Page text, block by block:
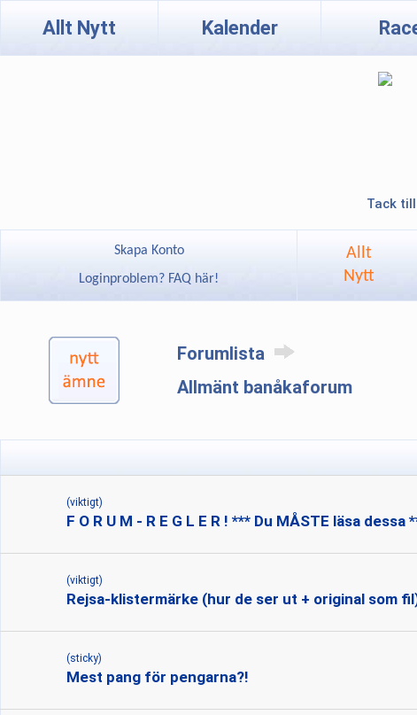
Allt Nytt Kalender
Tack
Skapa Konto
Loginproblem? FAQ här!
Allt
Nytt
Forumlista
Allmänt banåkaforum
(viktigt)
F O R U M - R E G L E R ! *** Du MÅSTE läsa dessa
(viktigt)
Rejsa-klistermärke (hur de ser ut + original som
(sticky)
Mest pang för pengarna?!